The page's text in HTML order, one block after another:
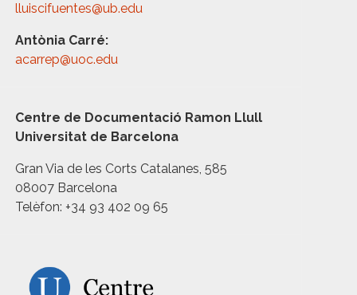
lluiscifuentes@ub.edu
Antònia Carré:
acarrep@uoc.edu
Centre de Documentació Ramon Llull
Universitat de Barcelona
Gran Via de les Corts Catalanes, 585
08007 Barcelona
Telèfon: +34 93 402 09 65